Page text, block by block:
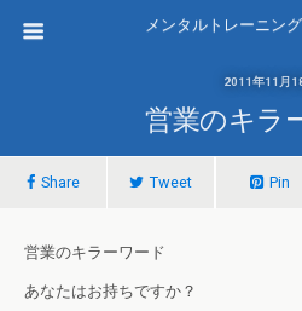
メンタルトレーニン
2011年11月
営業のキラ
Share Tweet Pin
営業のキラーワード
あなたはお持ちですか？